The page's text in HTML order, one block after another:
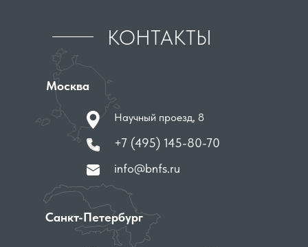
КОНТАКТЫ
Научный проезд, 8
+7 (495) 145-80-70
info@bnfs.ru
Москва
Санкт-Петербург